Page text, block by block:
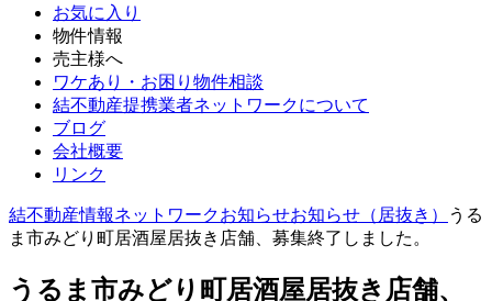
お気に入り
物件情報
売主様へ
ワケあり・お困り物件相談
結不動産提携業者ネットワークについて
ブログ
会社概要
リンク
結不動産情報ネットワークお知らせお知らせ（居抜き）
うる
ま市みどり町居酒屋居抜き店舗、募集終了しました。
うるま市みどり町居酒屋居抜き店舗、